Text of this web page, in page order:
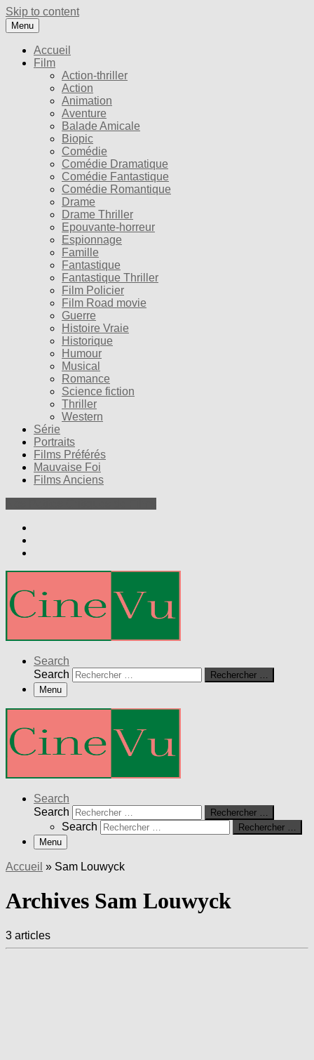
Skip to content
Menu
Accueil
Film
Action-thriller
Action
Animation
Aventure
Balade Amicale
Biopic
Comédie
Comédie Dramatique
Comédie Fantastique
Comédie Romantique
Drame
Drame Thriller
Epouvante-horreur
Espionnage
Famille
Fantastique
Fantastique Thriller
Film Policier
Film Road movie
Guerre
Histoire Vraie
Historique
Humour
Musical
Romance
Science fiction
Thriller
Western
Série
Portraits
Films Préférés
Mauvaise Foi
Films Anciens
Search
Search
Rechercher …
Menu
Search
Search
Rechercher …
Search
Rechercher …
Menu
Accueil » Sam Louwyck
Archives Sam Louwyck
3 articles